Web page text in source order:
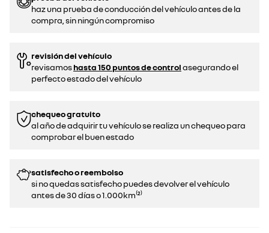
haz una prueba de conducción del vehículo antes de la
compra, sin ningún compromiso
revisión del vehículo
revisamoshasta 150 puntos de controlasegurando el
perfecto estado del vehículo
chequeo gratuito
al año de adquirir tu vehículo se realiza un chequeo para
comprobar el buen estado​​
satisfecho o reembolso
si no quedas satisfecho puedes devolver el vehículo
antes de 30 días o 1.000km⁽²⁾